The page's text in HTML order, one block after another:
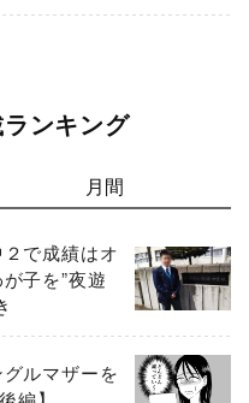
ンキング
月間
２で成績はオ
子を”夜遊
グルマザーを